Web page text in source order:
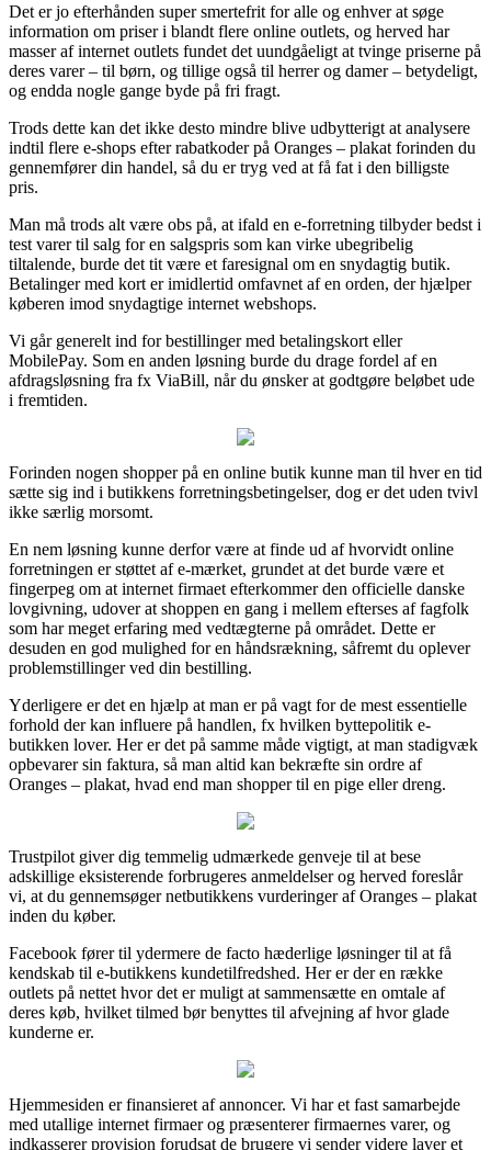
Det er jo efterhånden super smertefrit for alle og enhver at søge
information om priser i blandt flere online outlets, og herved har
masser af internet outlets fundet det uundgåeligt at tvinge priserne på
deres varer – til børn, og tillige også til herrer og damer – betydeligt,
og endda nogle gange byde på fri fragt.
Trods dette kan det ikke desto mindre blive udbytterigt at analysere
indtil flere e-shops efter rabatkoder på Oranges – plakat forinden du
gennemfører din handel, så du er tryg ved at få fat i den billigste
pris.
Man må trods alt være obs på, at ifald en e-forretning tilbyder bedst i
test varer til salg for en salgspris som kan virke ubegribelig
tiltalende, burde det tit være et faresignal om en snydagtig butik.
Betalinger med kort er imidlertid omfavnet af en orden, der hjælper
køberen imod snydagtige internet webshops.
Vi går generelt ind for bestillinger med betalingskort eller
MobilePay. Som en anden løsning burde du drage fordel af en
afdragsløsning fra fx ViaBill, når du ønsker at godtgøre beløbet ude
i fremtiden.
Forinden nogen shopper på en online butik kunne man til hver en tid
sætte sig ind i butikkens forretningsbetingelser, dog er det uden tvivl
ikke særlig morsomt.
En nem løsning kunne derfor være at finde ud af hvorvidt online
forretningen er støttet af e-mærket, grundet at det burde være et
fingerpeg om at internet firmaet efterkommer den officielle danske
lovgivning, udover at shoppen en gang i mellem efterses af fagfolk
som har meget erfaring med vedtægterne på området. Dette er
desuden en god mulighed for en håndsrækning, såfremt du oplever
problemstillinger ved din bestilling.
Yderligere er det en hjælp at man er på vagt for de mest essentielle
forhold der kan influere på handlen, fx hvilken byttepolitik e-
butikken lover. Her er det på samme måde vigtigt, at man stadigvæk
opbevarer sin faktura, så man altid kan bekræfte sin ordre af
Oranges – plakat, hvad end man shopper til en pige eller dreng.
Trustpilot giver dig temmelig udmærkede genveje til at bese
adskillige eksisterende forbrugeres anmeldelser og herved foreslår
vi, at du gennemsøger netbutikkens vurderinger af Oranges – plakat
inden du køber.
Facebook fører til ydermere de facto hæderlige løsninger til at få
kendskab til e-butikkens kundetilfredshed. Her er der en række
outlets på nettet hvor det er muligt at sammensætte en omtale af
deres køb, hvilket tilmed bør benyttes til afvejning af hvor glade
kunderne er.
Hjemmesiden er finansieret af annoncer. Vi har et fast samarbejde
med utallige internet firmaer og præsenterer firmaernes varer, og
indkasserer provision forudsat de brugere vi sender videre laver et